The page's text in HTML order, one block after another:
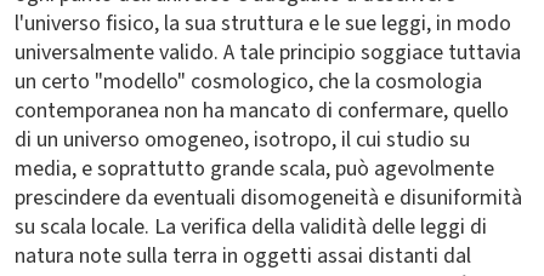
l'universo fisico, la sua struttura e le sue leggi, in modo
universalmente valido. A tale principio soggiace tuttavia
un certo "modello" cosmologico, che la cosmologia
contemporanea non ha mancato di confermare, quello
di un universo omogeneo, isotropo, il cui studio su
media, e soprattutto grande scala, può agevolmente
prescindere da eventuali disomogeneità e disuniformità
su scala locale. La verifica della validità delle leggi di
natura note sulla terra in oggetti assai distanti dal